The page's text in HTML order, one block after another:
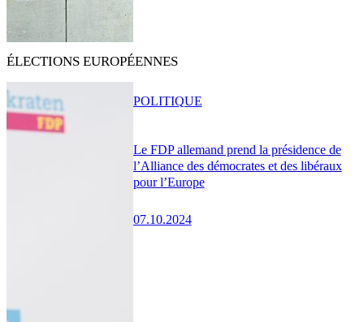
ÉLECTIONS EUROPÉENNES
Le FDP allemand prend la présidence de
l’Alliance des démocrates et des libéraux
pour l’Europe
07.10.2024
POLITIQUE